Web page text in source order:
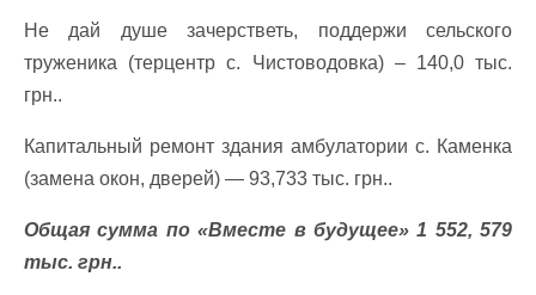
Не дай душе зачерстветь, поддержи сельского
труженика (терцентр с. Чистоводовка) – 140,0 тыс.
грн..
Капитальный ремонт здания амбулатории с. Каменка
(замена окон, дверей) — 93,733 тыс. грн..
Общая сумма по «Вместе в будущее» 1 552, 579
тыс. грн..